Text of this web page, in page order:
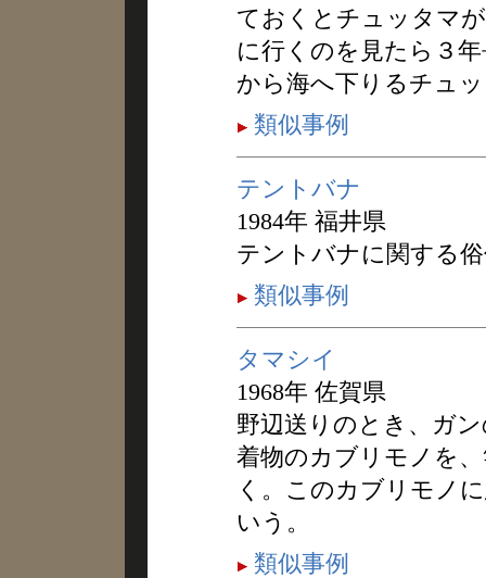
ておくとチュッタマ
に行くのを見たら３
から海へ下りるチュ
類似事例
テントバナ
1984年 福井県
テントバナに関する
類似事例
タマシイ
1968年 佐賀県
野辺送りのとき、ガ
着物のカブリモノを
く。このカブリモノ
いう。
類似事例